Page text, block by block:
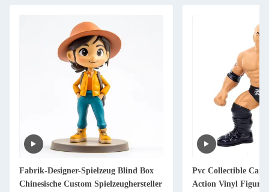
Fabrik-Designer-Spielzeug Blind Box
Chinesische Custom Spielzeughersteller
Pvc Collectible
Action Vinyl Figure